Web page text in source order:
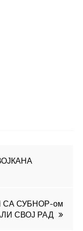
СУБНОР-ом
СВОЈ РАД